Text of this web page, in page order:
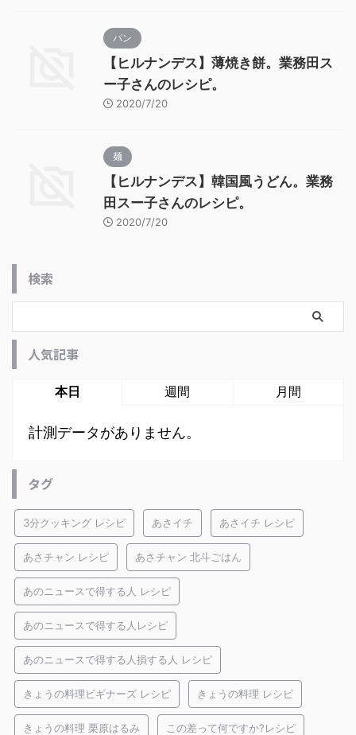
パン
【ヒルナンデス】薄焼き餅。業務田ス
ー子さんのレシピ。
2020/7/20
麺
【ヒルナンデス】韓国風うどん。業務
田スー子さんのレシピ。
2020/7/20
検索
人気記事
本日 週間 月間
計測データがありません。
タグ
3分クッキング レシピ あさイチ あさイチ レシピ
あさチャン レシピ あさチャン 北斗ごはん
あのニュースで得する人 レシピ
あのニュースで得する人レシピ
あのニュースで得する人損する人 レシピ
きょうの料理ビギナーズ レシピ きょうの料理 レシピ
きょうの料理 栗原はるみ この差って何ですか?レシピ